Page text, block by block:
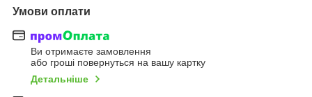
Умови оплати
Ви отримаєте замовлення
або гроші повернуться на вашу картку
Детальніше